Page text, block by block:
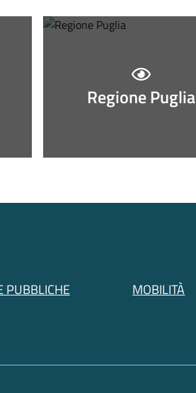
Regione Puglia
PUBBLICHE MOBILITÀ